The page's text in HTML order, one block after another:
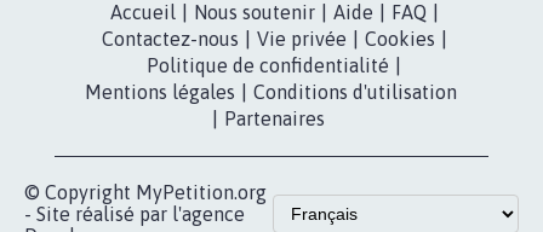
Accueil Nous soutenir Aide FAQ
Contactez-nous
Vie privée Cookies
Politique de confidentialité
Mentions légales
Conditions d'utilisation
Partenaires
© Copyright MyPetition.org
- Site réalisé par l'agence